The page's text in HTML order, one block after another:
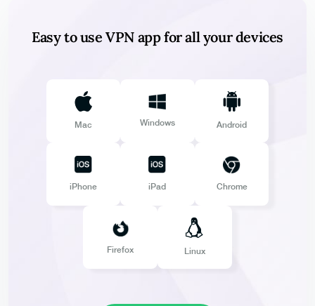
Easy to use VPN app for all your devices
Mac Windows Android
iPhone iPad Chrome
Firefox Linux